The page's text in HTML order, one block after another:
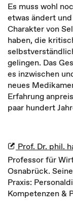
Es muss wohl
etwas ändert
Charakter von
haben, die
gelingen. Das
es inzwischen
neues
Erfahrung
paar hundert
Prof. Dr. phil.
Professor für
Osnabrück.
Praxis:
Kompetenzen &